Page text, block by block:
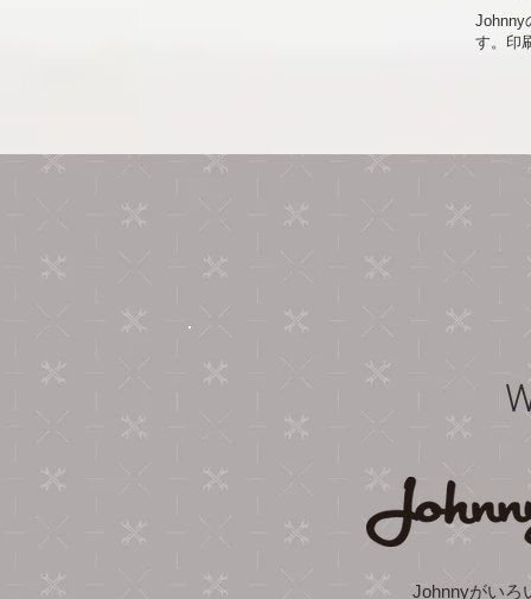
Johnny
す。印
Johnnyがいろ